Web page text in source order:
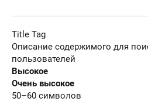
Title Tag
Описание содержимого для
пользователей
Высокое
Очень высокое
50–60 символов